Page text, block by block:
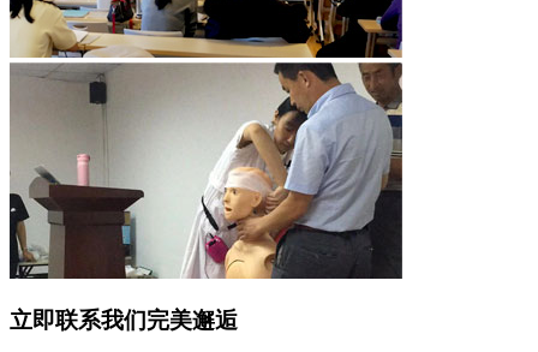
立即联系我们完美邂逅